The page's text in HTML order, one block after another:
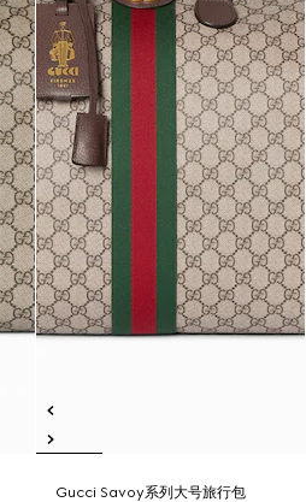
Gucci Savoy系列大号旅行包